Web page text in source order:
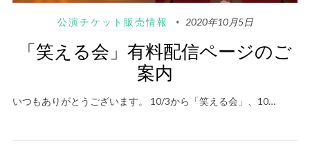
公演チケット販売情報 2020年10月5日
「笑える会」有料配信ページのご
案内
いつもありがとうございます。 10/3から「笑える会」、10…